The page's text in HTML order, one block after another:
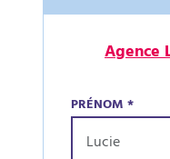
Agence
PRÉNOM*